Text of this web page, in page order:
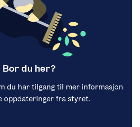
Bor du her?
du har tilgang til mer informasjon
oppdateringer fra styret.